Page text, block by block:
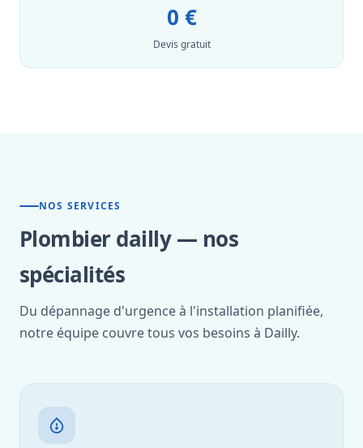
0 €
Devis gratuit
NOS SERVICES
Plombier dailly — nos
spécialités
Du dépannage d'urgence à l'installation planifiée,
notre équipe couvre tous vos besoins à Dailly.